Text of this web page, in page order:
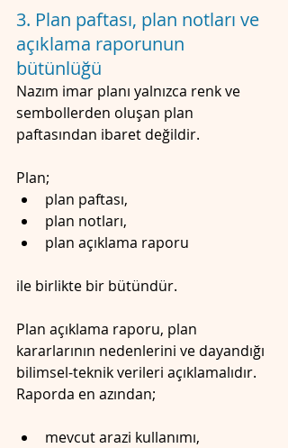
3. Plan paftası, plan notları ve
açıklama raporunun
bütünlüğü
Nazım imar planı yalnızca renk ve
sembollerden oluşan plan
paftasından ibaret değildir.
Plan;
plan paftası,
plan notları,
plan açıklama raporu
ile birlikte bir bütündür.
Plan açıklama raporu, plan
kararlarının nedenlerini ve dayandığı
bilimsel-teknik verileri açıklamalıdır.
Raporda en azından;
mevcut arazi kullanımı,